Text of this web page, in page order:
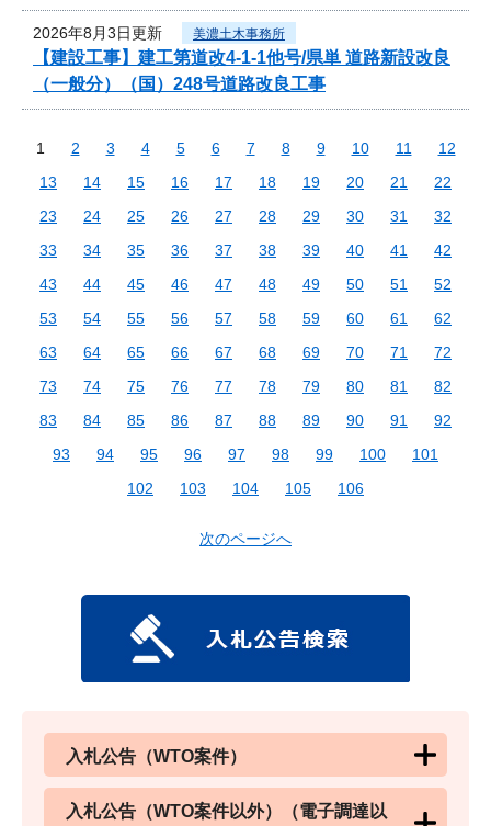
2026年8月3日更新 美濃土木事務所
【建設工事】建工第道改4-1-1他号/県単 道路新設改良
（一般分）（国）248号道路改良工事
1 2 3 4 5 6 7 8 9 10 11
12
13
14 15 16 17 18 19 20 21
22
23
24 25 26 27 28 29 30 31
32
33
34 35 36 37 38 39 40 41
42
43
44 45 46 47 48 49 50 51
52
53
54 55 56 57 58 59 60 61
62
63
64 65 66 67 68 69 70 71
72
73
74 75 76 77 78 79 80 81
82
83
84 85 86 87 88 89 90 91
92
93
94 95 96 97 98 99 100
101
102
103 104 105 106
次のページへ
入札公告（WTO案件）
入札公告（WTO案件以外）（電子調達以